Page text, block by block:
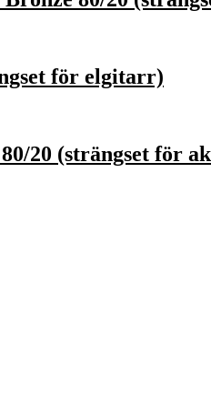
för elgitarr)
20 (strängset för